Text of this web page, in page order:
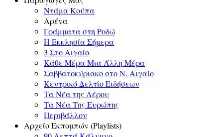
Ντάμα Κούπα
Αρένα
Γράμματα στη Ροδώ
Η Εκκλησία Σήμερα
3 Στο Αιγαίο
Κάθε Μέρα Μια Άλλη Μέρα
Σαββατοκύριακο στο Ν. Αιγαίο
Κεντρικό Δελτίο Ειδήσεων
Τα Νέα της Λέρου
Τα Νέα Της Ευρώπης
Περιβάλλον
Αρχείο Εκπομπών (Playlists)